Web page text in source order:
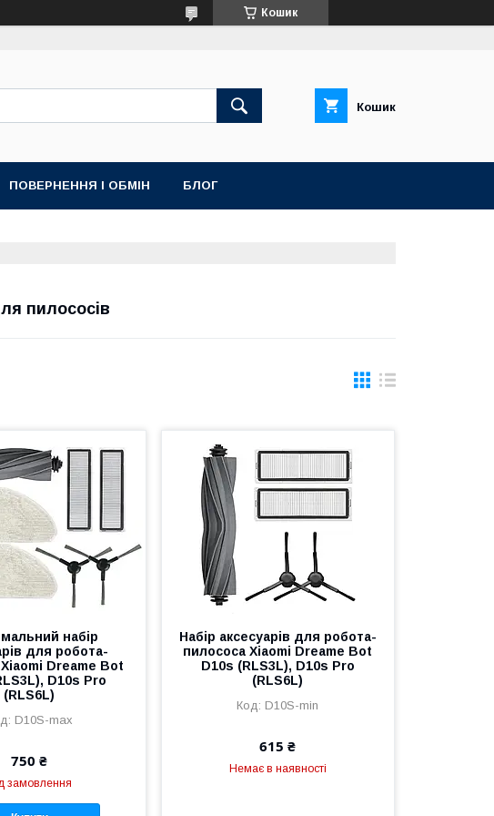
Кошик
Кошик
ПОВЕРНЕННЯ І ОБМІН БЛОГ
пилососів
набір
для робота-
Dreame Bot
D10s Pro
(RLS6L)
D10S-max
750 ₴
замовлення
Набір аксесуарів для робота-
пилососа Xiaomi Dreame Bot
D10s (RLS3L), D10s Pro
(RLS6L)
D10S-mіn
615 ₴
Немає в наявності